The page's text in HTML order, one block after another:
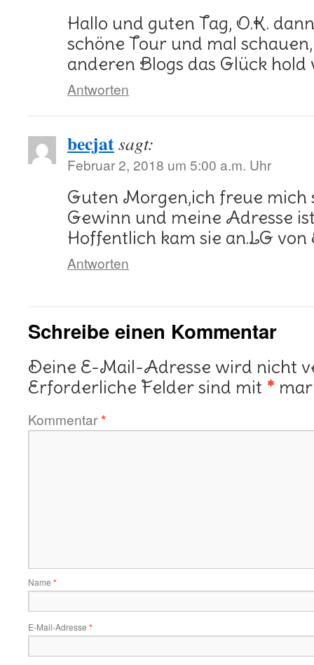
Hallo und guten Tag, O.K.
schöne Tour und mal
anderen Blogs das Glück
Antworten
becjatsagt:
Februar 2, 2018 um 5:00 a.m. Uhr
Guten Morgen,ich freue mich
Gewinn und meine Adresse
Hoffentlich kam sie an.LG von
Antworten
Schreibe einen Kommentar
Deine E-Mail-Adresse wird nicht
Erforderliche Felder sind mit *
Kommentar*
Name *
E-Mail-Adresse *